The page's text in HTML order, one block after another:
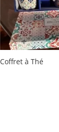
Coffret à Thé